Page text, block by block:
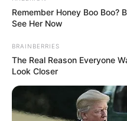
More
Remember Honey Boo Boo?
See Her Now
BRAINBERRIES
The Real Reason Everyone
Look Closer